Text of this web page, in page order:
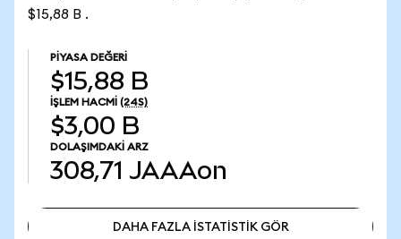
$15,88 B .
PIYASA DEĞERI
$15,88 B
İŞLEM HACMI (24S)
$3,00 B
DOLAŞIMDAKI ARZ
308,71 JAAAon
DAHA FAZLA İSTATİSTİK GÖR